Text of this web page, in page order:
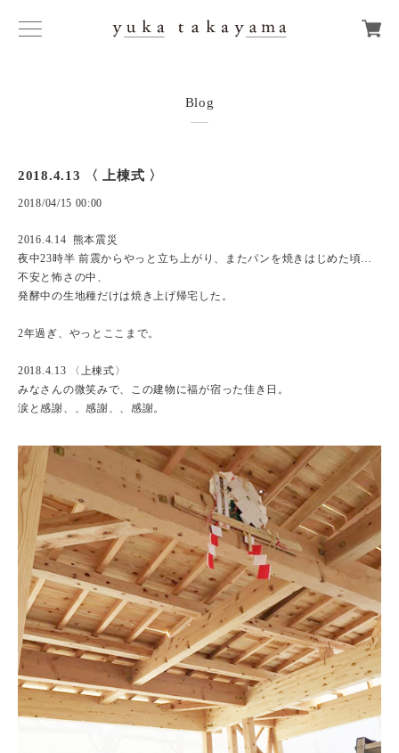
Blog
2018.4.13 〈 上棟式 〉
2018/04/15 00:00
2016.4.14 熊本震災
夜中23時半 前震からやっと立ち上がり、またパンを焼きはじめた頃…
不安と怖さの中、
発酵中の生地種だけは焼き上げ帰宅した。
2年過ぎ、やっとここまで。
2018.4.13 〈上棟式〉
みなさんの微笑みで、この建物に福が宿った佳き日。
涙と感謝、、感謝、、感謝。